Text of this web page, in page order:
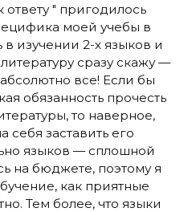
ответу " пригодилось
моей учебы в
в изучении 2-х языков и
сразу скажу —
все! Если бы
обязанность прочесть
то наверное,
себя заставить его
языков — сплошной
на бюджете, поэтому я
как приятные
Тем более, что языки